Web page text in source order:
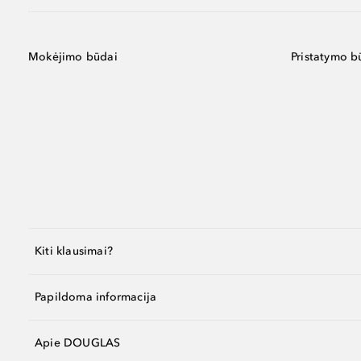
Mokėjimo būdai Pristatymo
Kiti klausimai?
Papildoma informacija
Apie DOUGLAS